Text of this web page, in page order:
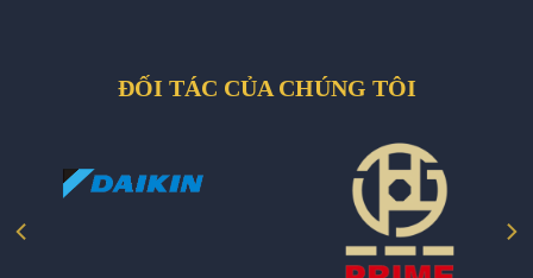
ĐỐI TÁC CỦA CHÚNG TÔI